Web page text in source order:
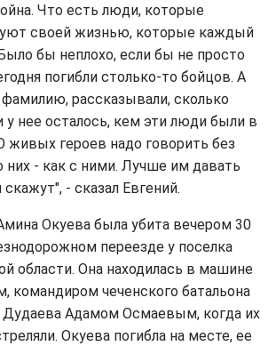
Что есть люди, которые
своей жизнью, которые каждый
бы неплохо, если бы не просто
погибли столько-то бойцов. А
рассказывали, сколько
у нее осталось, кем эти люди были в
живых героев надо говорить без
них - как с ними. Лучше им давать
- сказал Евгений.
Окуева была убита вечером 30
переезде у поселка
области. Она находилась в машине
командиром чеченского батальона
Адамом Осмаевым, когда их
Окуева погибла на месте, ее